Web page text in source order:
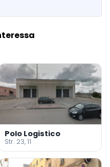
Polo Logistico
Str. 23, 11